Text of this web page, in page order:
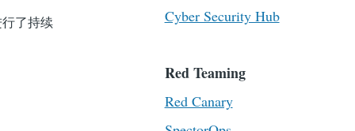
了持续
Cyber Security Hub
Red Teaming
Red Canary